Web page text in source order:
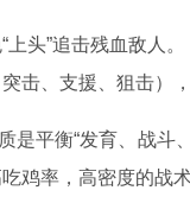
上头”追击残血敌人。
击、支援、狙击）
是平衡“发育、战
鸡率，高密度的战